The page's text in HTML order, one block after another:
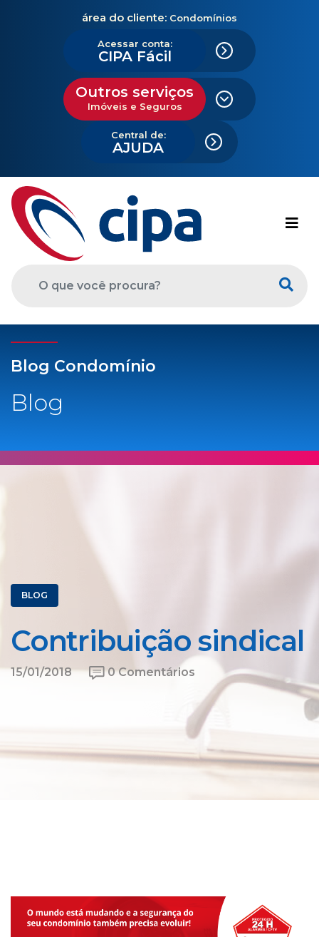
área do cliente: Condomínios
Acessar conta:
CIPA Fácil
Outros serviços
Imóveis e Seguros
Central de:
AJUDA
Blog Condomínio
Blog
BLOG
Contribuição sindical
15/01/2018 0 Comentários